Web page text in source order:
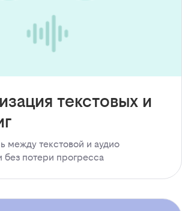
текстовых и
между текстовой и аудио
без потери прогресса